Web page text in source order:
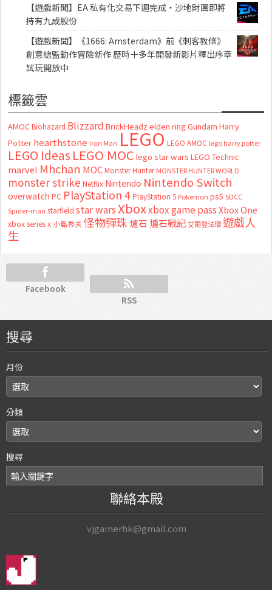
【遊戲新聞】EA 私有化交易下週完成・沙地財團即將
持有九成股份
【遊戲新聞】《1666: Amsterdam》前《刺客教條》
創意總監動作冒險新作 歷時十多年開發新影片釋出序章
試玩開放中
標籤雲
AMOC Biohazard Blizzard BrickHeadz elden ring Gundam Harry
Potter hearthstone Iron Man LEGO LEGO AMOC lego harry potter
LEGO Ideas LEGO MOC lego star wars LEGO Technic
marvel Mhchan MOC Monster Hunter MONSTER HUNTER WORLD
monster strike Netflix Nintendo Nintendo Switch
overwatch PC PlayStation 4 PlayStation 5 Pokemon ps5 SDCC
Spider-man starfield star wars Xboxxbox game passXbox One
xbox series x 小島秀夫怪物彈珠 爐石 爐石戰記艾爾登法環 遊戲人
生
Facebook
RSS
搜尋
月份
分類
搜尋
聯絡本殿
vjgamerhk@gmail.com